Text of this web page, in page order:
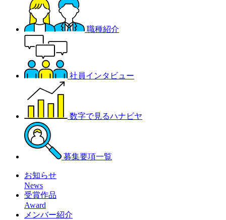
職種紹介
社員インタビュー
数字で見るハナビヤ
募集要項一覧
お知らせ
News
受賞作品
Award
メンバー紹介